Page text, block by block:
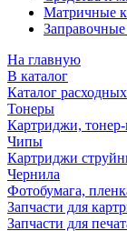
Матричные
На главную
В каталог
Каталог
Тонеры
Картриджи,
Чипы
Картриджи
Чернила
Фотобумага,
Запчасти для
Запчасти для